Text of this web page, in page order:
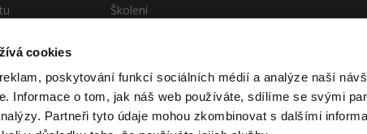
cookies
poskytování funkcí sociálních médií a analýze naší
Informace o tom, jak náš web používáte, sdílíme se svými
Partneři tyto údaje mohou zkombinovat s dalšími
Školení